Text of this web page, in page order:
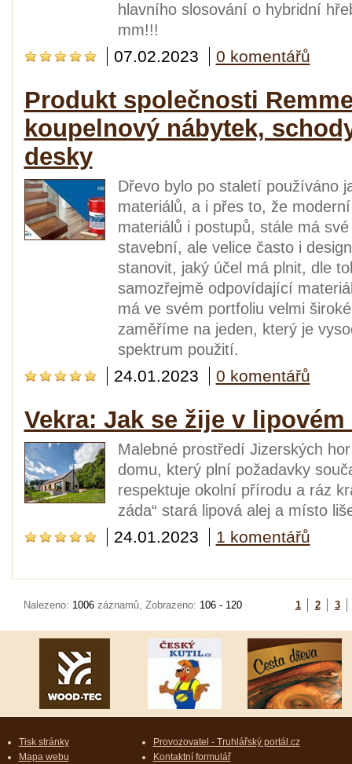
hlavního slosování o hybridní
mm!!!
07.02.2023 0 komentářů
Produkt společnosti
koupelnový nábytek,
desky
Dřevo bylo po staletí používáno
materiálů, a i přes to, že
materiálů i postupů, stále má
stavební, ale velice často i
stanovit, jaký účel má plnit, dle
samozřejmě odpovídající
má ve svém portfoliu velmi
zaměříme na jeden, který je
spektrum použití.
24.01.2023 0 komentářů
Vekra: Jak se žije v
Malebné prostředí Jizerských
domu, který plní požadavky
respektuje okolní přírodu a ráz
záda“ stará lipová alej a místo
24.01.2023 1 komentářů
Nalezeno: 1006 záznamů, Zobrazeno: 106 - 120 1 2 3
Tisk stránky
Mapa webu
Provozovatel - Truhlářský portál.cz
Kontaktní formulář